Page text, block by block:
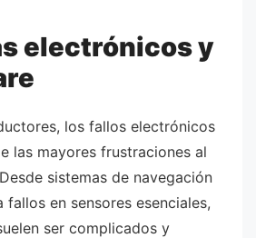
electrónicos y
los fallos electrónicos
las mayores frustraciones al
sistemas de navegación
en sensores esenciales,
ser complicados y